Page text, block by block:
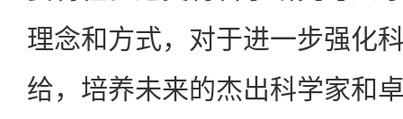
理念和方式，对于进一步强化
给，培养未来的杰出科学家和